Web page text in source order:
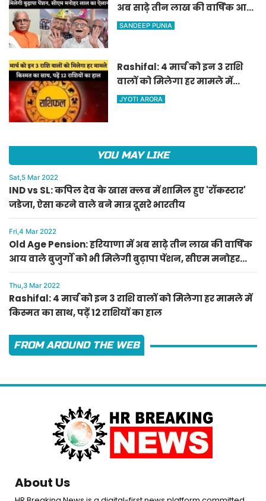
अब साढ़े तीन लाख की वार्षिक आय
वाले बुजुर्गों को भी मिलेगी बुढ़ापा
SANDEEP PUNIA
Rashifal: 4 मार्च को इन 3 राशि
वालों को मिलेगा हर मामले में
किस्मत का साथ, पढ़ें 12 राशियों का
JYOTI ARORA
YOU MAY LIKE
Sat,5 Mar 2022
IND vs SL: कपिल देव के खास क्लब में शामिल हुए 'रॉकस्टार'
जडेजा, ऐसा करने वाले बने मात्र दूसरे भारतीय
Fri,4 Mar 2022
Old Age Pension: हरियाणा में अब साढ़े तीन लाख की वार्षिक
आय वाले बुजुर्गों को भी मिलेगी बुढ़ापा पेंशन, सीएम मनोहर
लाल का ऐलान
Thu,3 Mar 2022
Rashifal: 4 मार्च को इन 3 राशि वालों को मिलेगा हर मामले में
किस्मत का साथ, पढ़ें 12 राशियों का हाल
FROM AROUND THE WEB
About Us